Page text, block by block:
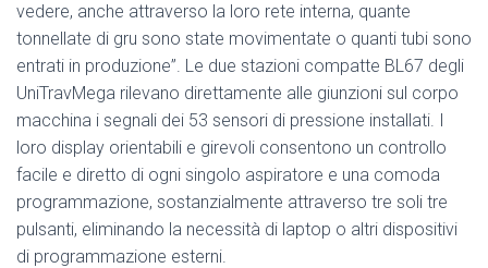
vedere, anche attraverso la loro rete interna, quante
tonnellate di gru sono state movimentate o quanti tubi sono
entrati in produzione”. Le due stazioni compatte BL67 degli
UniTravMega rilevano direttamente alle giunzioni sul corpo
macchina i segnali dei 53 sensori di pressione installati. I
loro display orientabili e girevoli consentono un controllo
facile e diretto di ogni singolo aspiratore e una comoda
programmazione, sostanzialmente attraverso tre soli tre
pulsanti, eliminando la necessità di laptop o altri dispositivi
di programmazione esterni.